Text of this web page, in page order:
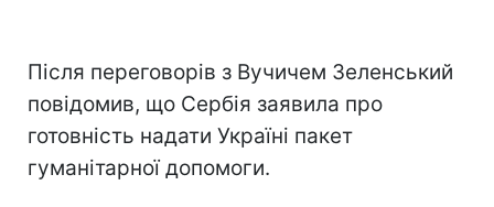
Після переговорів з Вучичем Зеленський
повідомив, що Сербія заявила про
готовність надати Україні пакет
гуманітарної допомоги.